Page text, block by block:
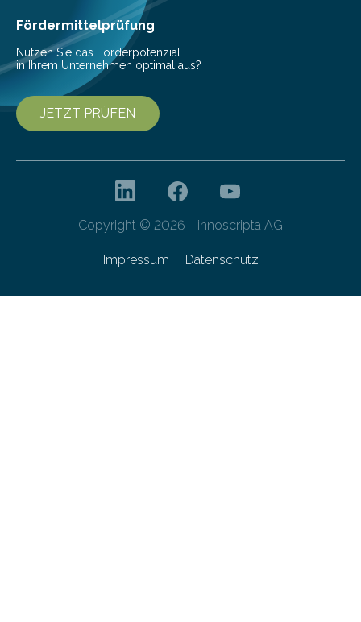
Gefahr erheblicher…
Fördermittelprüfung
Nutzen Sie das Förderpotenzial
in Ihrem Unternehmen optimal aus?
JETZT PRÜFEN
Copyright © 2026 - innoscripta AG
Impressum Datenschutz